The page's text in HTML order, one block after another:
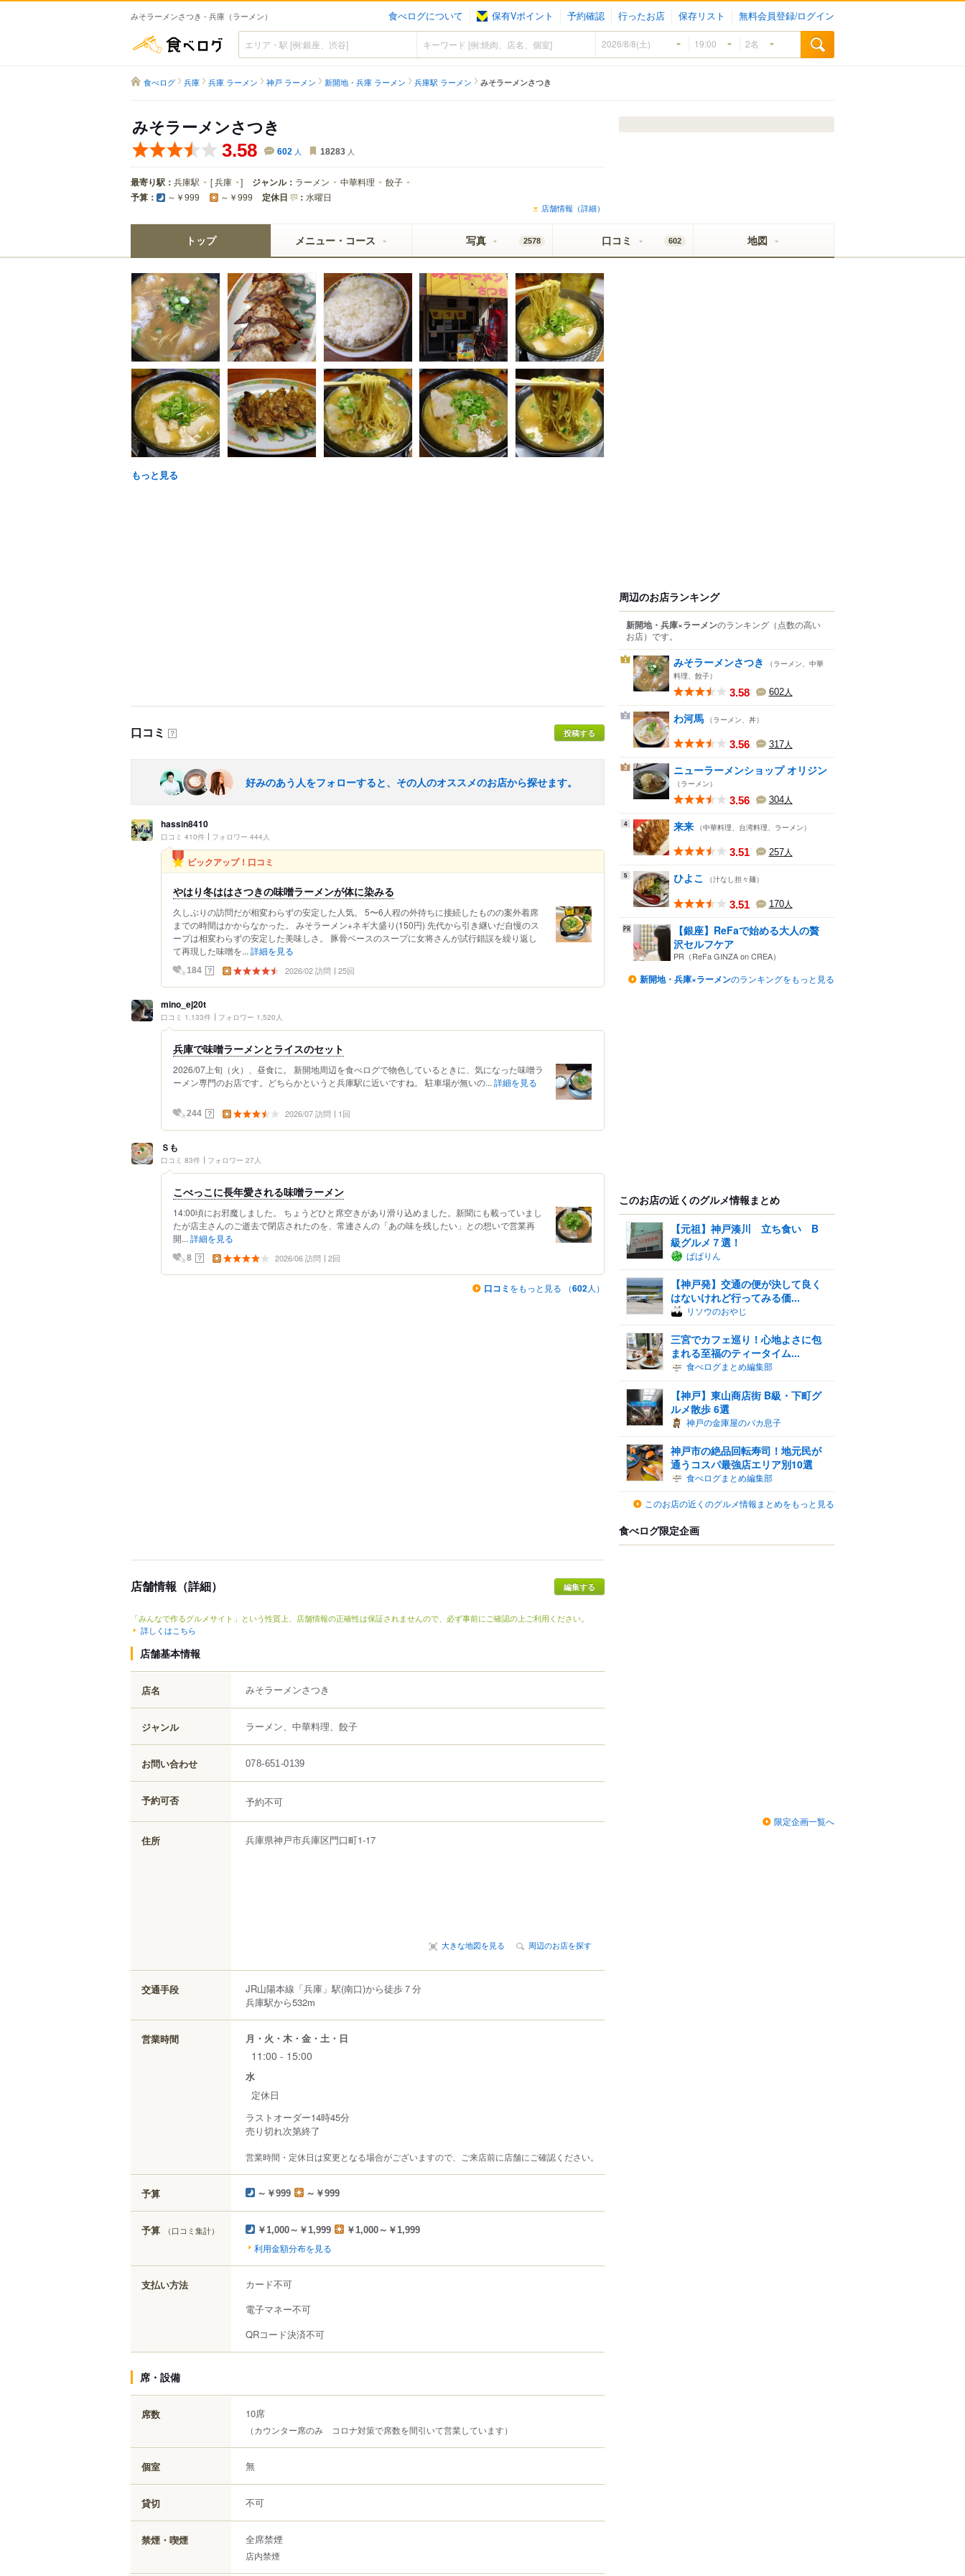
みそラーメンさつき - 兵庫（ラーメン） 食べログについて 保有Vポイント 予約確認 行ったお店 保存リスト 無料会員登録/ログイン
食べログ
食べログ 兵庫 兵庫 ラーメン 神戸 ラーメン 新開地・兵庫 ラーメン 兵庫駅 ラーメン みそラーメンさつき
みそラーメンさつき
3.58 602 人 18283 人
最寄り駅： 兵庫駅 [兵庫 ] ジャンル： ラーメン 中華料理 餃子
予算： ～￥999 ～￥999 定休日 ： 水曜日
店舗情報（詳細）
トップ メニュー・コース 写真 2578 口コミ 602 地図
もっと見る
口コミ ？ 投稿する
好みのあう人をフォローすると、その人のオススメのお店から探せます。
hassin8410
口コミ 410件 フォロワー 444人
ピックアップ！口コミ
やはり冬ははさつきの味噌ラーメンが体に染みる
久しぶりの訪問だが相変わらずの安定した人気。 5〜6人程の外待ちに接続したものの案外着席
までの時間はかからなかった。 みそラーメン+ネギ大盛り(150円) 先代から引き継いだ自慢のス
ープは相変わらずの安定した美味しさ。 豚骨ベースのスープに女将さんが試行錯誤を繰り返し
て再現した味噌を... 詳細を見る
184 ？ 2026/02 訪問 25回
mino_ej20t
口コミ 1,133件 フォロワー 1,520人
兵庫で味噌ラーメンとライスのセット
2026/07上旬（火）、昼食に。 新開地周辺を食べログで物色しているときに、気になった味噌ラ
ーメン専門のお店です。どちらかというと兵庫駅に近いですね。 駐車場が無いの... 詳細を見る
244 ？ 2026/07 訪問 1回
Ｓも
口コミ 83件 フォロワー 27人
こべっこに長年愛される味噌ラーメン
14:00頃にお邪魔しました。 ちょうどひと席空きがあり滑り込めました。新聞にも載っていまし
たが店主さんのご逝去で閉店されたのを、常連さんの「あの味を残したい」との想いで営業再
開... 詳細を見る
8 ？ 2026/06 訪問 2回
口コミ をもっと見る （602人）
店舗情報（詳細）
「みんなで作るグルメサイト」という性質上、店舗情報の正確性は保証されませんので、必ず事前にご確認の上ご利用ください。
詳しくはこちら
店舗基本情報
店名 みそラーメンさつき
ジャンル ラーメン、中華料理、餃子
お問い合わせ 078-651-0139
予約可否 予約不可
住所 兵庫県神戸市兵庫区門口町1-17
大きな地図を見る 周辺のお店を探す
交通手段
JR山陽本線「兵庫」駅(南口)から徒歩７分
兵庫駅から532m
営業時間 月・火・木・金・土・日
11:00 - 15:00
水
定休日
ラストオーダー14時45分
売り切れ次第終了
営業時間・定休日は変更となる場合がございますので、ご来店前に店舗にご確認ください。
予算 ～￥999 ～￥999
予算 （口コミ集計） ￥1,000～￥1,999 ￥1,000～￥1,999
利用金額分布を見る
支払い方法
カード不可
電子マネー不可
QRコード決済不可
席・設備
席数 10席
（カウンター席のみ コロナ対策で席数を間引いて営業しています）
個室 無
貸切 不可
禁煙・喫煙 全席禁煙
店内禁煙
周辺のお店ランキング
新開地・兵庫×ラーメンのランキング （点数の高い
お店） です。
1 みそラーメンさつき
（ラーメン、中華
料理、餃子）
3.58 602人
2 わ河馬 （ラーメン、丼）
3.56 317人
3 ニューラーメンショップ オリジン
（ラーメン）
3.56 304人
4 来来 （中華料理、台湾料理、ラーメン）
3.51 257人
5 ひよこ （汁なし担々麺）
3.51 170人
【銀座】ReFaで始める大人の贅
沢セルフケア
PR（ReFa GINZA on CREA）
新開地・兵庫×ラーメンのランキングをもっと見る
このお店の近くのグルメ情報まとめ
【元祖】神戸湊川 立ち食い B
級グルメ７選！
ぱぱりん
【神戸発】交通の便が決して良く
はないけれど行ってみる価...
リソウのおやじ
三宮でカフェ巡り！心地よさに包
まれる至福のティータイム...
食べログまとめ編集部
【神戸】東山商店街 B級・下町グ
ルメ散歩 6選
神戸の金庫屋のバカ息子
神戸市の絶品回転寿司！地元民が
通うコスパ最強店エリア別10選
食べログまとめ編集部
このお店の近くのグルメ情報まとめをもっと見る
食べログ限定企画
限定企画一覧へ